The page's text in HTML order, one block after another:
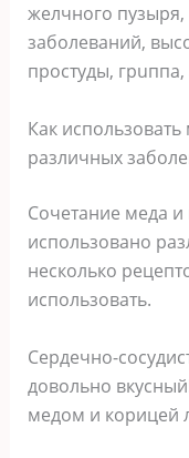
желчного пузыря,
заболеваний,
простуды, грuппа,
Как
различных
Сочетание меда
использовано
несколько
использовать.
Сердечно-
довольно
медом и корицей